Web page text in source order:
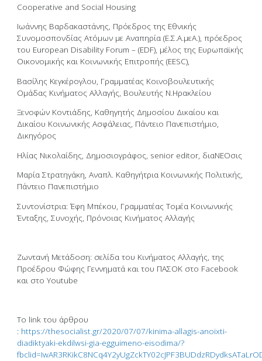
Cooperative and Social Housing
Ιωάννης Βαρδακαστάνης, Πρόεδρος της Εθνικής
Συνομοσπονδίας Ατόμων με Αναπηρία (Ε.Σ.Α.μεΑ.), πρόεδρος
του European Disability Forum – (EDF), μέλος της Ευρωπαϊκής
Οικονομικής και Κοινωνικής Επιτροπής (EESC),
Βασίλης Κεγκέρογλου, Γραμματέας Κοινοβουλευτικής
Ομάδας Κινήματος Αλλαγής, Βουλευτής Ν.Ηρακλείου
Ξενοφών Κοντιάδης, Καθηγητής Δημοσίου Δικαίου και
Δικαίου Κοινωνικής Ασφάλειας, Πάντειο Πανεπιστήμιο,
Δικηγόρος
Ηλίας Νικολαίδης, Δημοσιογράφος, senior editor, διαΝΕΟσις
Μαρία Στρατηγάκη, Αναπλ. Καθηγήτρια Κοινωνικής Πολιτικής,
Πάντειο Πανεπιστήμιο
Συντονίστρια: Έφη Μπέκου, Γραμματέας Τομέα Κοινωνικής
Ένταξης, Συνοχής, Πρόνοιας Κινήματος Αλλαγής
Ζωντανή Μετάδοση: σελίδα του Κινήματος Αλλαγής, της
Προέδρου Φώφης Γεννηματά και του ΠΑΣΟΚ στο Facebook
και στο Youtube
Το link του άρθρου
: https://thesocialist.gr/2020/07/07/kinima-allagis-anoixti-
diadiktyaki-ekdilwsi-gia-egguimeno-eisodima/?